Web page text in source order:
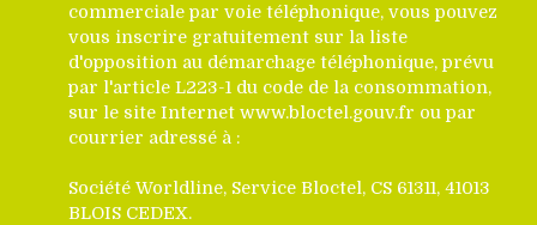
commerciale par voie téléphonique, vous pouvez
vous inscrire gratuitement sur la liste
d'opposition au démarchage téléphonique, prévu
par l'article L223-1 du code de la consommation,
sur le site Internet www.bloctel.gouv.fr ou par
courrier adressé à :
Société Worldline, Service Bloctel, CS 61311, 41013
BLOIS CEDEX.